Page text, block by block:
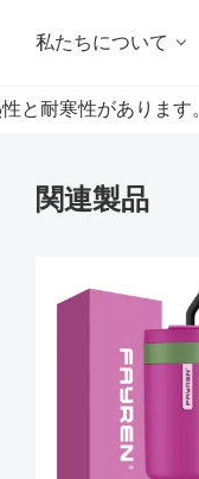
私たちについて
と耐寒性があります。
関連製品